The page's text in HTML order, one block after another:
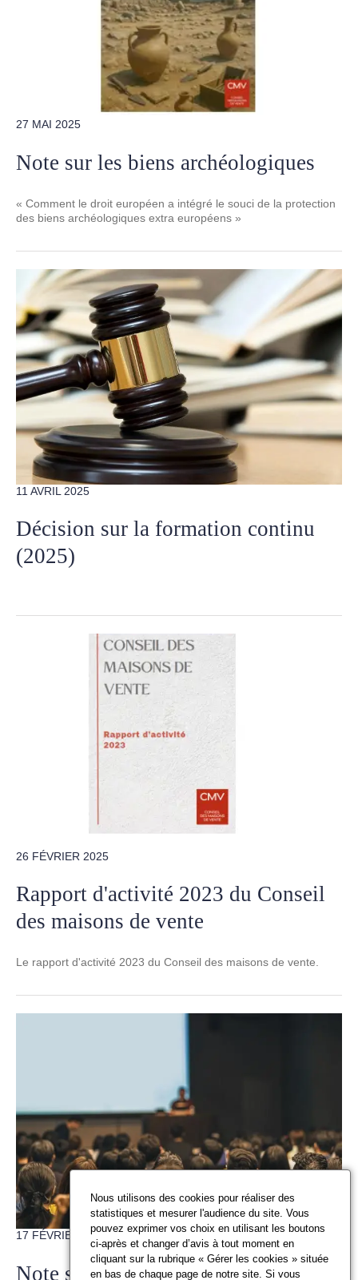
27 MAI 2025
Note sur les biens archéologiques
« Comment le droit européen a intégré le souci de la protection
des biens archéologiques extra européens »
11 AVRIL 2025
Décision sur la formation continu
(2025)
26 FÉVRIER 2025
Rapport d'activité 2023 du Conseil
des maisons de vente
Le rapport d'activité 2023 du Conseil des maisons de vente.
17 FÉVRIER 2025
Note sur l'obligation de déclaration
Nous utilisons des cookies pour réaliser des
statistiques et mesurer l'audience du site. Vous
pouvez exprimer vos choix en utilisant les boutons
ci-après et changer d’avis à tout moment en
cliquant sur la rubrique « Gérer les cookies » située
en bas de chaque page de notre site. Si vous